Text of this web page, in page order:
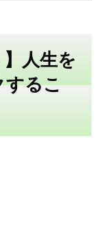
】人生を
するこ